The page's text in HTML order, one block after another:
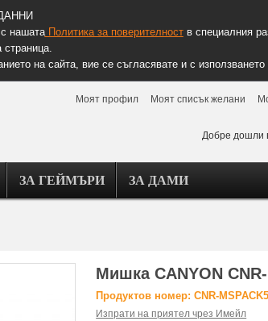
нашатаПолитика за поверителноств специалния
страница.
на сайта, вие се съгласявате и с използването
Моят профил Моят списък желани
Добре дошли
ЗА ГЕЙМЪРИ ЗА ДАМИ
Мишка CANYON
Продуктов номер: CNR-
Изпрати на приятел чрез Имейл